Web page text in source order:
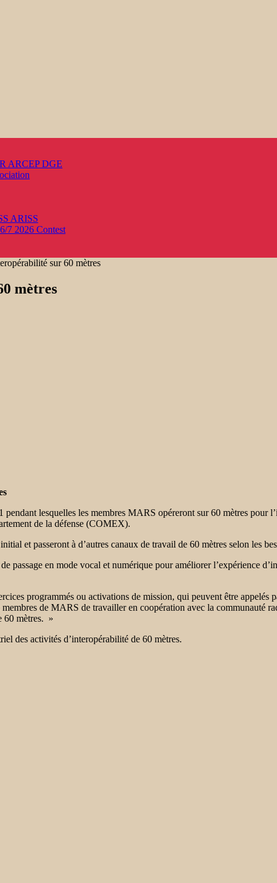
ARCEP DGE
ARISS
7 2026 Contest
sur 60 mètres
mètres
lesquelles les membres MARS opéreront sur 60 mètres pour
de la défense (COMEX).
et passeront à d’autres canaux de travail de 60 mètres selon les
passage en mode vocal et numérique pour améliorer l’expérience
programmés ou activations de mission, qui peuvent être appelés
de MARS de travailler en coopération avec la communauté
60 mètres. »
des activités d’interopérabilité de 60 mètres.